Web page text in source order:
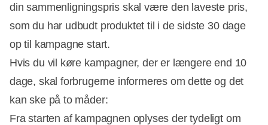
din sammenligningspris skal være den laveste pris,
som du har udbudt produktet til i de sidste 30 dage
op til kampagne start.
Hvis du vil køre kampagner, der er længere end 10
dage, skal forbrugerne informeres om dette og det
kan ske på to måder:
Fra starten af kampagnen oplyses der tydeligt om